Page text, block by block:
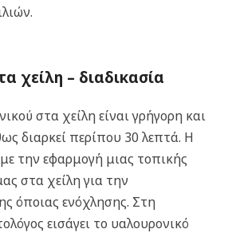
χείλη – διαδικασία
στα χείλη είναι γρήγορη και
διαρκεί περίπου 30 λεπτά. Η
την εφαρμογή μιας τοπικής
στα χείλη για την
όποιας ενόχλησης. Στη
εισάγει το υαλουρονικό